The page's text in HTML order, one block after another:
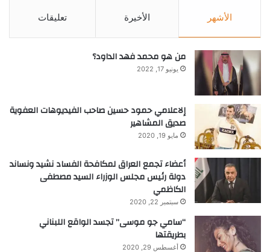
الأشهر الأخيرة تعليقات
من هو محمد فهد الداود؟
يونيو 17, 2022
إلاعلامي حمود حسين صاحب الفيديوهات العفوية
صديق المشاهير
مايو 19, 2020
أعضاء تجمع العراق لمكافحة الفساد نشيد ونساند
دولة رئيس مجلس الوزراء السيد مصطفى
الكاظمي
سبتمبر 22, 2020
“سامي جو موسى” تجسد الواقع اللبناني
بطريقتها
أغسطس 29, 2020